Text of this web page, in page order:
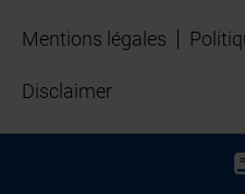
Mentions légales
Disclaimer